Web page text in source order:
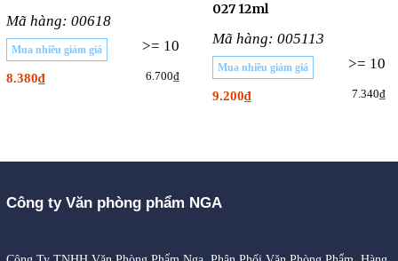
Mã hàng: 00618
>= 10
Mua nhiều giảm giá
8.380₫ 6.700₫
027 12ml
Mã hàng: 005113
Mua nhiều giảm giá >= 10
9.200₫ 7.340₫
Công ty Văn phòng phẩm NGA